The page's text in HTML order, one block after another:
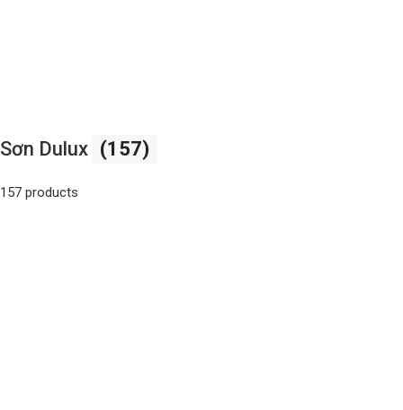
Sơn Dulux (157)
157 products